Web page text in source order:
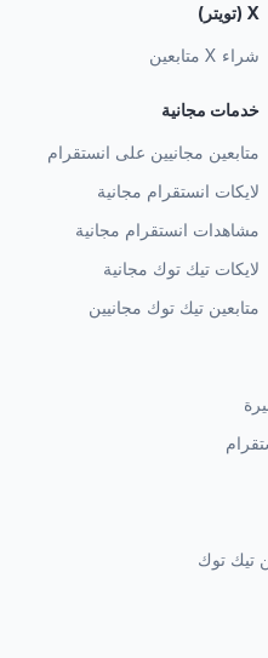
X (تويتر)
شراء X متابعين
خدمات مجانية
متابعين مجانيين على انستقرام
لايكات انستقرام مجانية
مشاهدات انستقرام مجانية
لايكات تيك توك مجانية
متابعين تيك توك مجانيين
تيك توك